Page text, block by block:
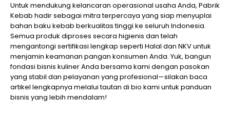
Untuk mendukung kelancaran operasional usaha Anda, Pabrik
Kebab hadir sebagai mitra terpercaya yang siap menyuplai
bahan baku kebab berkualitas tinggi ke seluruh Indonesia.
Semua produk diproses secara higienis dan telah
mengantongi sertifikasi lengkap seperti Halal dan NKV untuk
menjamin keamanan pangan konsumen Anda. Yuk, bangun
fondasi bisnis kuliner Anda bersama kami dengan pasokan
yang stabil dan pelayanan yang profesional—silakan baca
artikel lengkapnya melalui tautan di bio kami untuk panduan
bisnis yang lebih mendalam!